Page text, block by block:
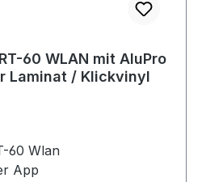
60 WLAN mit AluPro
Laminat / Klickvinyl
60 Wlan
App